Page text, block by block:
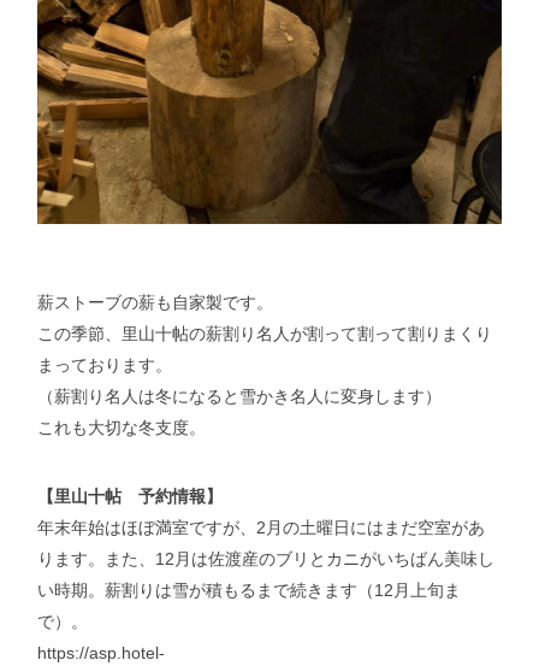
薪ストーブの薪も自家製です。
この季節、里山十帖の薪割り名人が割って割って割りまくり
まっております。
（薪割り名人は冬になると雪かき名人に変身します）
これも大切な冬支度。
【里山十帖 予約情報】
年末年始はほぼ満室ですが、2月の土曜日にはまだ空室があ
ります。また、12月は佐渡産のブリとカニがいちばん美味し
い時期。薪割りは雪が積もるまで続きます（12月上旬ま
で）。
https://asp.hotel-